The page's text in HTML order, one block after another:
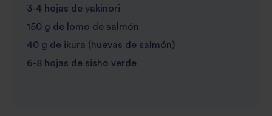
3-4 hojas de yakinori
150 g de lomo de salmón
40 g de ikura (huevas de salmón)
6-8 hojas de sisho verde